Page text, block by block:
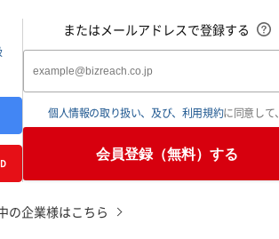
またはメールアドレスで登録する
個人情報の取り扱い、及び、利用規約に同意して、
会員登録（無料）する
の企業様はこちら